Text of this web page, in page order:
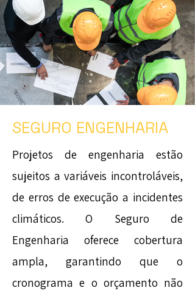
SEGURO ENGENHARIA
Projetos de engenharia estão
sujeitos a variáveis incontroláveis,
de erros de execução a incidentes
climáticos. O Seguro de
Engenharia oferece cobertura
ampla, garantindo que o
cronograma e o orçamento não